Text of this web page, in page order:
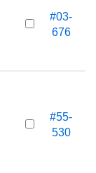
#03-
676
#55-
530